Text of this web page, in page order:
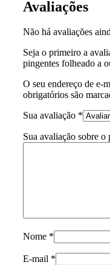
Avaliações
Não há avaliações
Seja o primeiro a
pingentes folheado a
O seu endereço de e-
obrigatórios são
Sua avaliação *
Sua avaliação sobre o
Nome *
E-mail *